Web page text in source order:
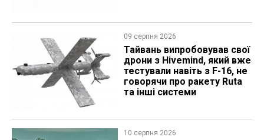
09 серпня 2026
Тайвань випробовував свої
дрони з Hivemind, який вже
тестували навіть з F-16, не
говорячи про ракету Ruta
та інші системи
10 серпня 2026